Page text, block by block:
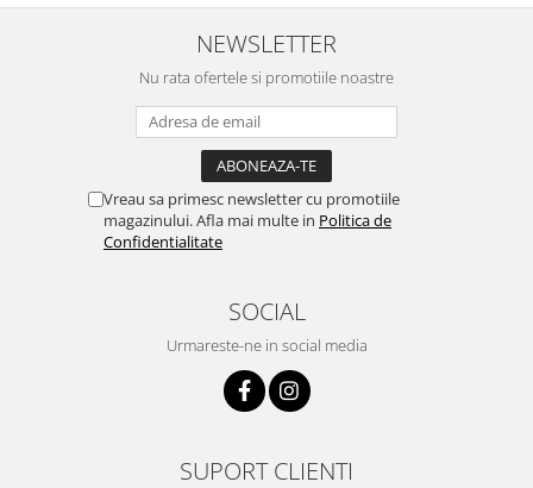
spatios, practic. Sunt multumit.
testul rezistenta!! Merita
NEWSLETTER
Nu rata ofertele si promotiile noastre
Vreau sa primesc newsletter cu promotiile
magazinului. Afla mai multe in Politica de
Confidentialitate
SOCIAL
Urmareste-ne in social media
SUPORT CLIENTI